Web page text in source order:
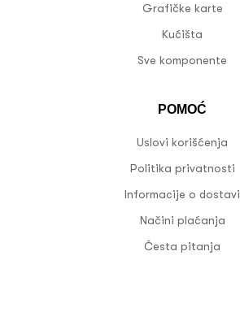
Grafičke karte
Kućišta
Sve komponente
POMOĆ
Uslovi korišćenja
Politika privatnosti
Informacije o dostavi
Načini plaćanja
Česta pitanja